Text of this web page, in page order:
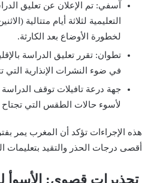
آسفي: تم الإعلان عن تعليق
التعليمية لثلاثة أيام متتالية
لخطورة الأوضاع بعد الكارثة.
تطوان: تقرر تعليق الدراسة
في ضوء النشرات الإنذارية التي
جهة درعة تافيلات توقف
لأسوء حالات الطقس التي تجتاح
هذه الإجراءات تؤكد أن المغرب يمر
أقصى درجات الحذر والتقيد بتعليمات